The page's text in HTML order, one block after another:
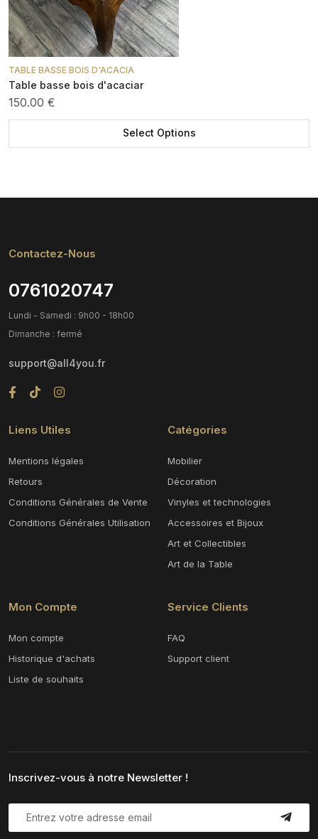
TABLE BASSE BOIS D'ACACIA
Table basse bois d'acaciar
150.00 €
Select Options
Contactez-Nous
0761020747
Lundi - Samedi : 9h00 - 18h00
Dimanche : fermé
support@all4you.fr
Liens Utiles
Mentions légales
Retours
Conditions Générales de Vente
Conditions Générales Utilisation
Catégories
Mobilier
Décoration
Vinyles et technologies
Accessoires et Bijoux
Art et Collectibles
Art de la Table
Mon Compte
Mon compte
Historique d'achats
Liste de souhaits
Service Clients
FAQ
Support client
Inscrivez-vous à notre Newsletter !